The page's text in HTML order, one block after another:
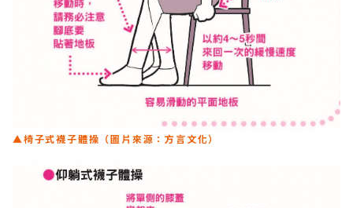
▲椅子式襪子體操（圖片來源：方言文化）